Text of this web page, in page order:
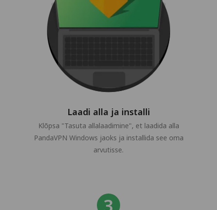
Laadi alla ja installi
Klõpsa "Tasuta allalaadimine", et laadida alla
PandaVPN Windows jaoks ja installida see oma
arvutisse.